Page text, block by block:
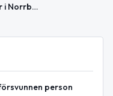
Nattens polisinsatser i Norrbottens län – misshandel och olovlig körning
person